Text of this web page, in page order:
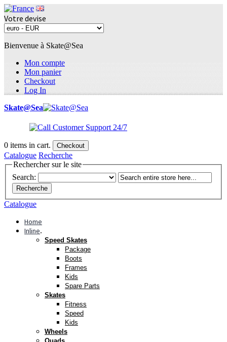
Votre devise
Bienvenue à Skate@Sea
Mon compte
Mon panier
Checkout
Log In
Skate@Sea
0 items in cart. Checkout
Catalogue Recherche
Rechercher sur le site
Search:
Recherche
Catalogue
Home
Inline.
Speed Skates
Package
Boots
Frames
Kids
Spare Parts
Skates
Fitness
Speed
Kids
Wheels